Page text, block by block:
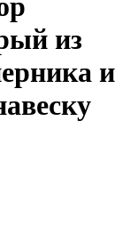
из
и